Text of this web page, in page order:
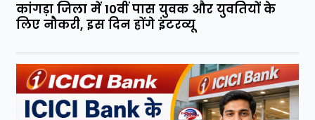
कांगड़ा जिला में 10वीं पास युवक और युवतियों के
लिए नौकरी, इस दिन होंगे इंटरव्यू